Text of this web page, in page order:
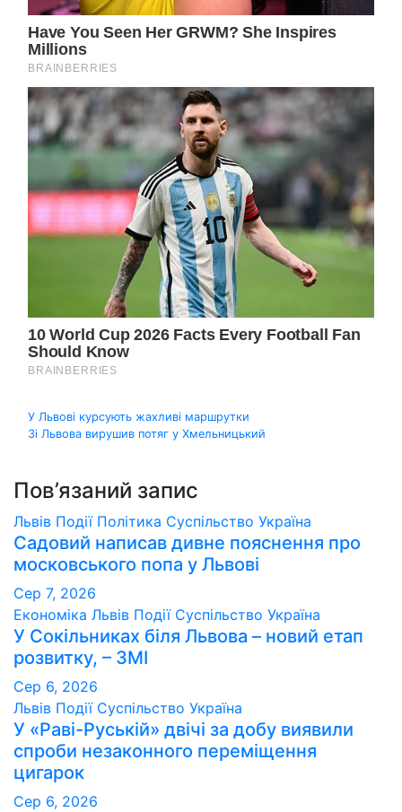
Навігація
У Львові курсують жахливі маршрутки
Зі Львова вирушив потяг у Хмельницький
Пов’язаний запис
Львів Події Політика Суспільство Україна
Садовий написав дивне пояснення про
московського попа у Львові
Сер 7, 2026
Економіка Львів Події Суспільство Україна
У Сокільниках біля Львова – новий етап
розвитку, – ЗМІ
Сер 6, 2026
Львів Події Суспільство Україна
У «Раві-Руській» двічі за добу виявили
спроби незаконного переміщення
цигарок
Сер 6, 2026